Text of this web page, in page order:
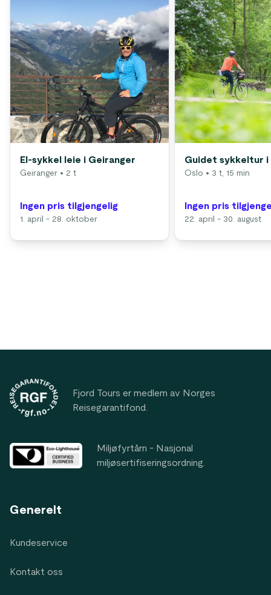
El-sykkel leie i Geiranger
Geiranger • 2 t
Ingen pris tilgjengelig
1. april - 28. oktober
Guidet sykkeltur i
Oslo • 3 t, 15 min
Ingen pris
22. april - 30. august
Fjord Tours er medlem av Norges
Reisegarantifond.
Miljøfyrtårn - Nasjonal
miljøsertifiseringsordning.
Generelt
Kundeservice
Kontakt oss